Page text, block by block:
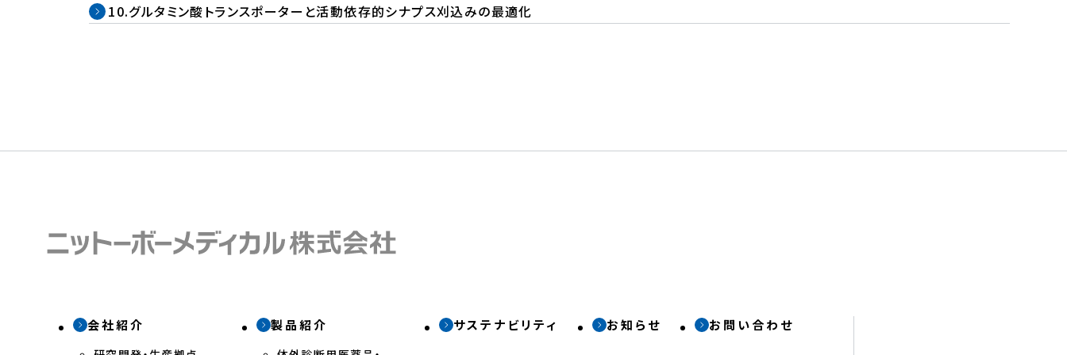
10.グルタミン酸トランスポーターと活動依存的シナプス刈込みの最適化
会社紹介 製品紹介 サステナビリティ お知らせ お問い合わせ